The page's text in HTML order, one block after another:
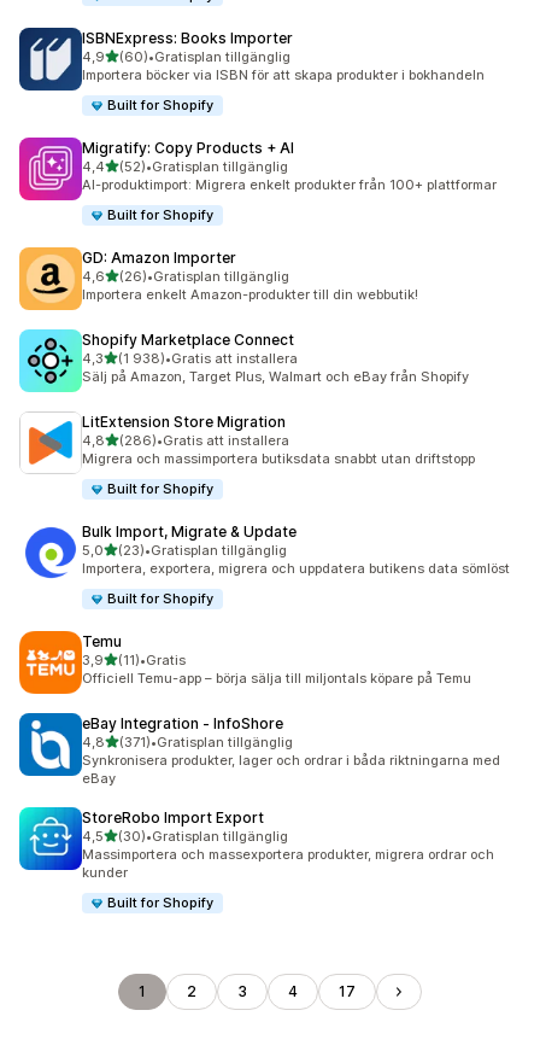
ISBNExpress: Books Importer
4,9av 5 stjärnor
(60)
60 recensioner totalt
•Gratisplan tillgänglig
Importera böcker via ISBN för att skapa produkter i bokhandeln
Built for Shopify
Migratify: Copy Products + AI
4,4av 5 stjärnor
(52)
52 recensioner totalt
•Gratisplan tillgänglig
AI-produktimport: Migrera enkelt produkter från 100+ plattformar
Built for Shopify
GD: Amazon Importer
4,6av 5 stjärnor
(26)
26 recensioner totalt
•Gratisplan tillgänglig
Importera enkelt Amazon-produkter till din webbutik!
Shopify Marketplace Connect
4,3av 5 stjärnor
(1 938)
1938 recensioner totalt
•Gratis att installera
Sälj på Amazon, Target Plus, Walmart och eBay från Shopify
LitExtension Store Migration
4,8av 5 stjärnor
(286)
286 recensioner totalt
•Gratis att installera
Migrera och massimportera butiksdata snabbt utan driftstopp
Built for Shopify
Bulk Import, Migrate & Update
5,0av 5 stjärnor
(23)
23 recensioner totalt
•Gratisplan tillgänglig
Importera, exportera, migrera och uppdatera butikens data sömlöst
Built for Shopify
Temu
3,9av 5 stjärnor
(11)
11 recensioner totalt
•Gratis
Officiell Temu-app – börja sälja till miljontals köpare på Temu
eBay Integration ‑ InfoShore
4,8av 5 stjärnor
(371)
371 recensioner totalt
•Gratisplan tillgänglig
Synkronisera produkter, lager och ordrar i båda riktningarna med
eBay
StoreRobo Import Export
4,5av 5 stjärnor
(30)
30 recensioner totalt
•Gratisplan tillgänglig
Massimportera och massexportera produkter, migrera ordrar och
kunder
Built for Shopify
1 2 3 4 17